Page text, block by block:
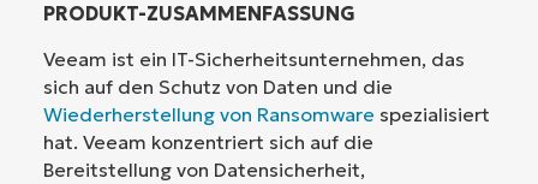
PRODUKT-ZUSAMMENFASSUNG
Veeam ist ein IT-Sicherheitsunternehmen, das
sich auf den Schutz von Daten und die
Wiederherstellung von Ransomware spezialisiert
hat. Veeam konzentriert sich auf die
Bereitstellung von Datensicherheit,